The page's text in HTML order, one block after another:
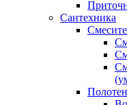
Сантехника